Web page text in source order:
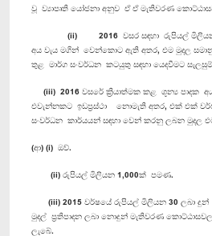
වූ ව්‍යාපෘති යෝජනා අනුව ඒ ඒ මැතිවරණ
(ii) 2016 වසර සඳහා රුපියල් මිලියන
අය වැය මගින් වෙන්කොට ඇති අතර, එම මුදල
තුළ මාර්ග සංවර්ධන කටයුතු සඳහා යෙදවීමට
(iii) 2016 වසරේ ක්‍රියාත්මක කළ ශූන්‍ය පාදක
එවැන්නකට ඉඩප්‍රස්ථා නොමැති අතර, එක් එක්
සංවර්ධන කාර්යයන් සඳහා වෙන් කරනු ලබන මුදල
(ආ) (i) ඔව්.
(ii) රුපියල් මිලියන 1,000ක් පමණ.
(iii) 2015 වර්ෂයේ රුපියල් මිලියන 30 ලබා දුන්
මුදල් ප්‍රතිපාදන ලබා නොදුන් මැතිවරණ
ලැබේ.